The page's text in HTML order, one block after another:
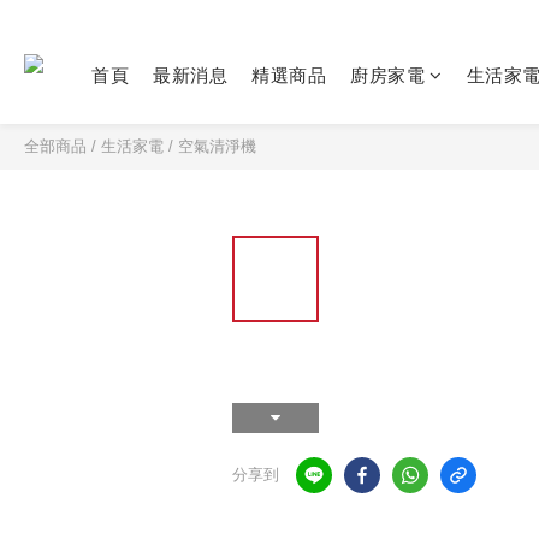
首頁 最新消息 精選商品 廚房家電 生活家
全部商品 / 生活家電 / 空氣清淨機
分享到